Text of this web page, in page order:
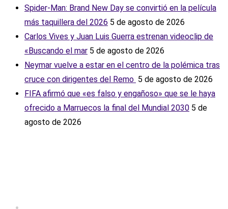
Spider-Man: Brand New Day se convirtió en la película
más taquillera del 2026 5 de agosto de 2026
Carlos Vives y Juan Luis Guerra estrenan videoclip de
«Buscando el mar 5 de agosto de 2026
Neymar vuelve a estar en el centro de la polémica tras
cruce con dirigentes del Remo ‎ 5 de agosto de 2026
FIFA afirmó que «es falso y engañoso» que se le haya
ofrecido a Marruecos la final del Mundial 2030 5 de
agosto de 2026